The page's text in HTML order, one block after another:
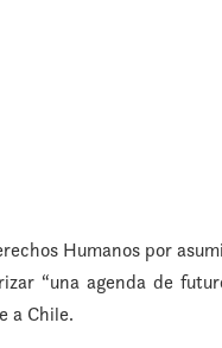
Humanos por
“una agenda de
a Chile.